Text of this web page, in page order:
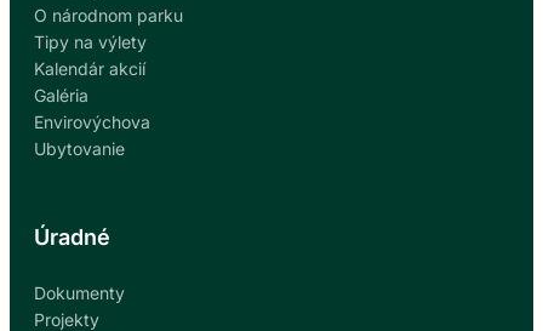
O národnom parku
Tipy na výlety
Kalendár akcií
Galéria
Envirovýchova
Ubytovanie
Úradné
Dokumenty
Projekty